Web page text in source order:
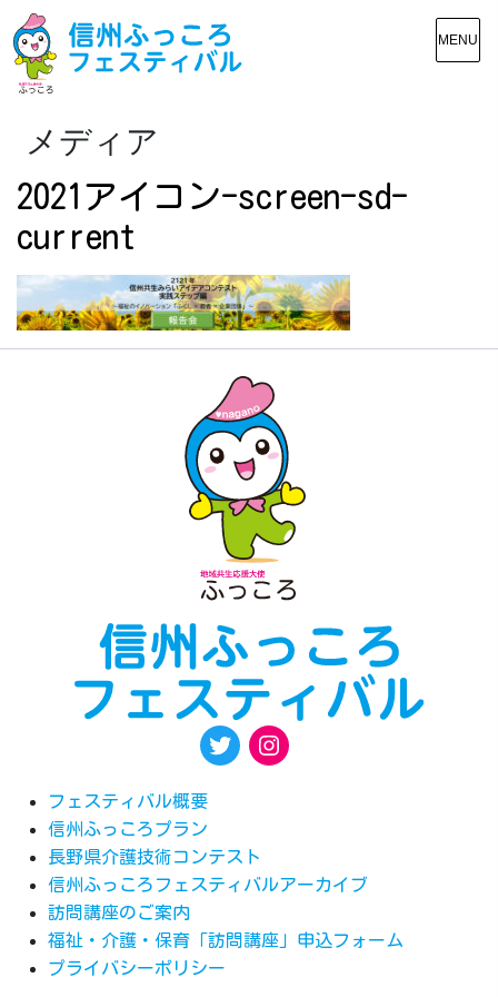
MENU
メディア
2021アイコン-screen-sd-
current
フェスティバル概要
信州ふっころプラン
長野県介護技術コンテスト
信州ふっころフェスティバルアーカイブ
訪問講座のご案内
福祉・介護・保育「訪問講座」申込フォーム
プライバシーポリシー